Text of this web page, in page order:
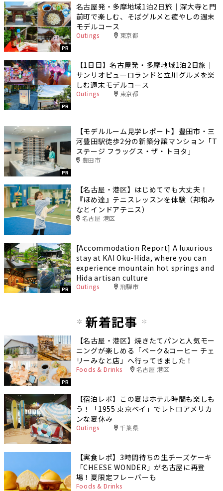
PR
名古屋発・多摩地域1泊2日旅｜深大寺と門
前町で楽しむ、そばグルメと癒やしの週末
モデルコース
Outings 東京都
PR
【1日目】名古屋発・多摩地域1泊2日旅｜
サンリオピューロランドと立川グルメを楽
しむ週末モデルコース
Outings 東京都
PR
【モデルルーム見学レポート】豊田市・三
河豊田駅徒歩2分の新築分譲マンション「T
ステージ フラッグス・ザ・トヨタ」
豊田市
【名古屋・港区】はじめてでも大丈夫！
『ほめ達』テニスレッスンを体験（邦和み
なとインドアテニス）
名古屋 港区
PR
[Accommodation Report] A luxurious
stay at KAI Oku-Hida, where you can
experience mountain hot springs and
Hida artisan culture
Outings 飛騨市
新着記事
PR
【名古屋・港区】焼きたてパンと人気モー
ニングが楽しめる「ベーク&コーヒー チェ
リーみなと店」へ行ってきました！
Foods & Drinks 名古屋 港区
【宿泊レポ】この夏はホテル時間も楽しも
う！「1955 東京ベイ」でレトロアメリカ
ンな夏休み
Outings 千葉県
【実食レポ】3時間待ちの生チーズケーキ
「CHEESE WONDER」が名古屋に再登
場！夏限定フレーバーも
Foods & Drinks